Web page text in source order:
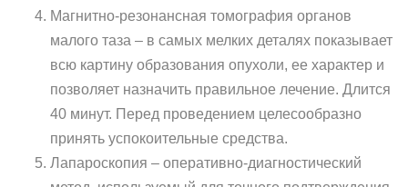
Магнитно-резонансная томография органов
малого таза – в самых мелких деталях показывает
всю картину образования опухоли, ее характер и
позволяет назначить правильное лечение. Длится
40 минут. Перед проведением целесообразно
принять успокоительные средства.
Лапароскопия – оперативно-диагностический